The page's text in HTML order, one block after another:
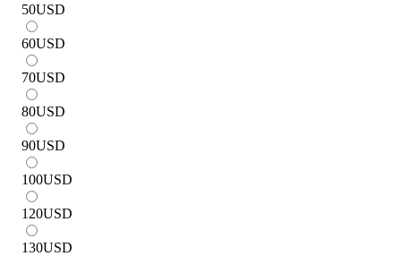
50USD
60USD
70USD
80USD
90USD
100USD
120USD
130USD